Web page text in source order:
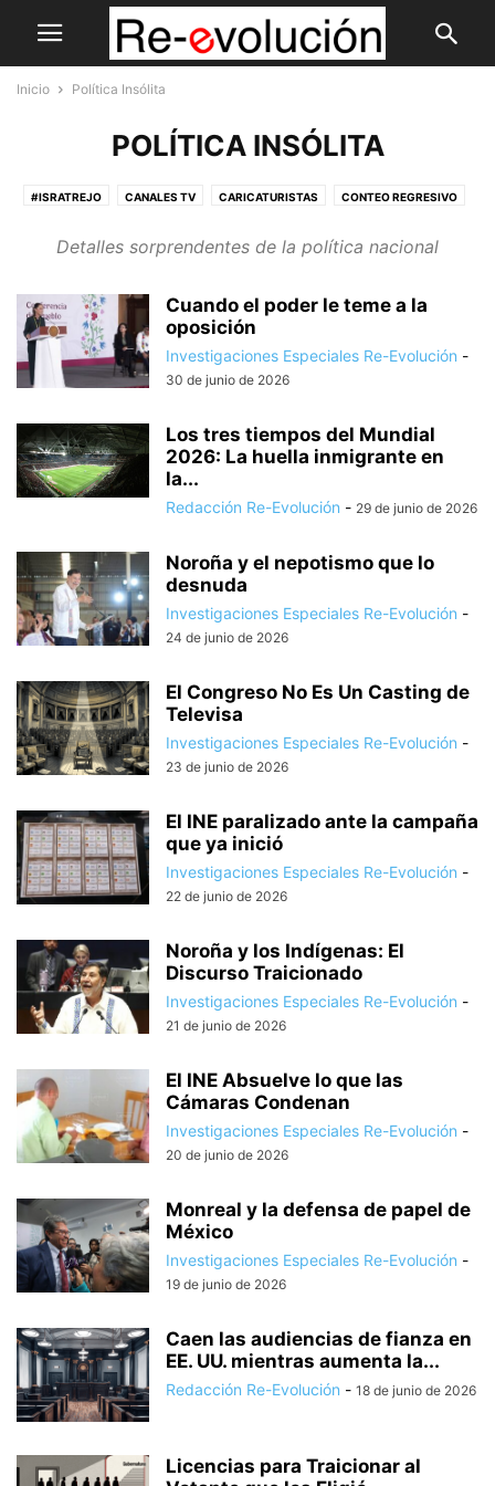
Inicio Política Insólita
POLÍTICA INSÓLITA
#ISRATREJO CANALES TV CARICATURISTAS CONTEO REGRESIVO
DIÁLOGOS DISLATES POLÍTICOS EDITORIAL ELECCIONES
LA ENTREVISTA MEME MONGO JAZZ MUJERES CABRONAS
NERDEANDO NOTICIAS
PAN Y CIRCO PERCEPCIONES PLUMAS
QUÉ SEMANITA RE-EVOLUCIONANDO EL DEPORTE SABÍAS QUE
TECNORE-EVOLUCIÓN TETRIHISTORIAS VIDEOBLOG
Detalles sorprendentes de la política nacional
Cuando el poder le teme a la
oposición
Investigaciones Especiales Re-Evolución -
30 de junio de 2026
Los tres tiempos del Mundial
2026: La huella inmigrante en
la...
Redacción Re-Evolución - 29 de junio de 2026
Noroña y el nepotismo que lo
desnuda
Investigaciones Especiales Re-Evolución -
24 de junio de 2026
El Congreso No Es Un Casting de
Televisa
Investigaciones Especiales Re-Evolución -
23 de junio de 2026
El INE paralizado ante la campaña
que ya inició
Investigaciones Especiales Re-Evolución -
22 de junio de 2026
Noroña y los Indígenas: El
Discurso Traicionado
Investigaciones Especiales Re-Evolución -
21 de junio de 2026
El INE Absuelve lo que las
Cámaras Condenan
Investigaciones Especiales Re-Evolución -
20 de junio de 2026
Monreal y la defensa de papel de
México
Investigaciones Especiales Re-Evolución -
19 de junio de 2026
Caen las audiencias de fianza en
EE. UU. mientras aumenta la...
Redacción Re-Evolución - 18 de junio de 2026
Licencias para Traicionar al